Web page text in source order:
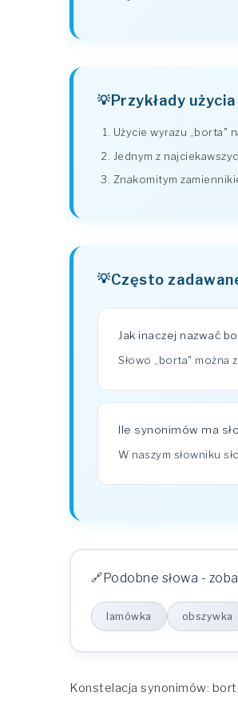
Przykłady
Użycie wyrazu „borta"
Jednym z
Znakomitym
Często
Jak inaczej nazwać
Słowo „borta" można
Ile synonimów ma
W naszym słowniku
Podobne słowa -
lamówka obszywka
Konstelacja synonimów: